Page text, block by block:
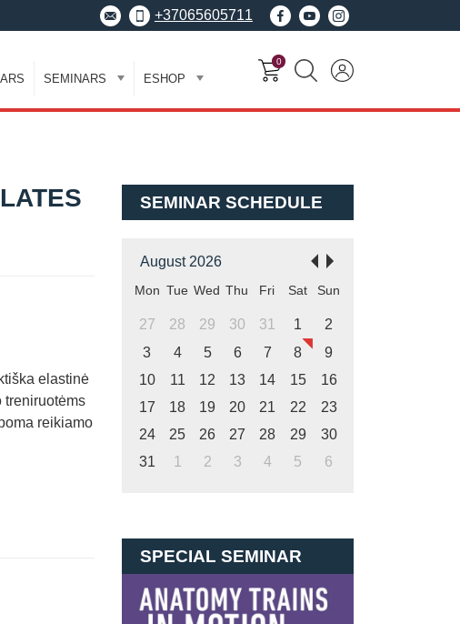
+37065605711
SEMINARS ESHOP
0
elastinė
treniruotėms
reikiamo
SEMINAR SCHEDULE
August 2026
Mon Tue Wed Thu Fri Sat Sun
27 28 29 30 31 1
2
3
4 5 6 7 8
9
10
11 12 13 14 15
16
17
18 19 20 21 22
23
24
25 26 27 28 29
30
31
1 2 3 4 5 6
SPECIAL SEMINAR